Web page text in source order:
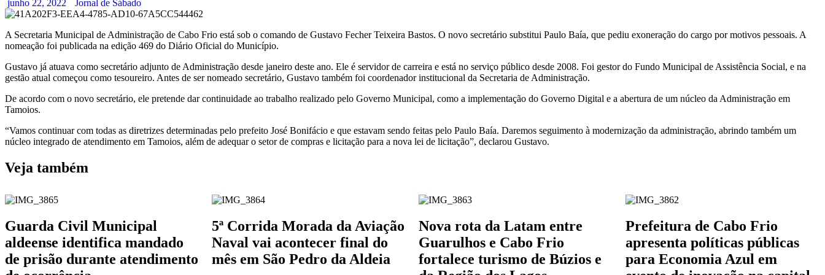
junho 22, 2022 Jornal de Sábado
A Secretaria Municipal de Administração de Cabo Frio está sob o comando de Gustavo Fecher Teixeira Bastos. O novo secretário substitui Paulo Baía, que pediu exoneração do cargo por motivos pessoais. A
nomeação foi publicada na edição 469 do Diário Oficial do Município.
Gustavo já atuava como secretário adjunto de Administração desde janeiro deste ano. Ele é servidor de carreira e está no serviço público desde 2008. Foi gestor do Fundo Municipal de Assistência Social, e na
gestão atual começou como tesoureiro. Antes de ser nomeado secretário, Gustavo também foi coordenador institucional da Secretaria de Administração.
De acordo com o novo secretário, ele pretende dar continuidade ao trabalho realizado pelo Governo Municipal, como a implementação do Governo Digital e a abertura de um núcleo da Administração em
Tamoios.
“Vamos continuar com todas as diretrizes determinadas pelo prefeito José Bonifácio e que estavam sendo feitas pelo Paulo Baía. Daremos seguimento à modernização da administração, abrindo também um
núcleo integrado de atendimento em Tamoios, além de adequar o setor de compras e licitação para a nova lei de licitação”, declarou Gustavo.
Veja também
Guarda Civil Municipal
aldeense identifica mandado
de prisão durante atendimento
5ª Corrida Morada da Aviação
Naval vai acontecer final do
mês em São Pedro da Aldeia
Nova rota da Latam entre
Guarulhos e Cabo Frio
fortalece turismo de Búzios e
Prefeitura de Cabo Frio
apresenta políticas públicas
para Economia Azul em